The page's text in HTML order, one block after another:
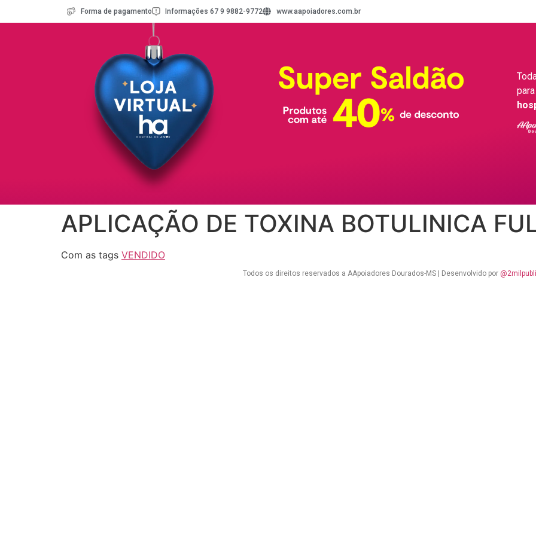
Forma de pagamento Informações 67 9 9882-9772 www.aapoiadores.com.br
APLICAÇÃO DE TOXINA BOTULINICA
Com as tags VENDIDO
Todos os direitos reservados a AApoiadores Dourados-MS | Desenvolvido por